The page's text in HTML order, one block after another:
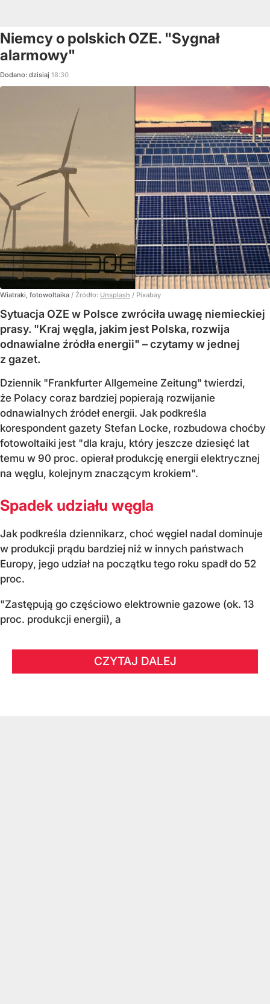
Niemcy o polskich OZE. "Sygnał
alarmowy"
Dodano: dzisiaj 18:30
Wiatraki, fotowoltaika / Źródło: Unsplash / Pixabay
Sytuacja OZE w Polsce zwróciła uwagę niemieckiej
prasy. "Kraj węgla, jakim jest Polska, rozwija
odnawialne źródła energii" – czytamy w jednej
z gazet.
Dziennik "Frankfurter Allgemeine Zeitung" twierdzi,
że Polacy coraz bardziej popierają rozwijanie
odnawialnych źródeł energii. Jak podkreśla
korespondent gazety Stefan Locke, rozbudowa choćby
fotowoltaiki jest "dla kraju, który jeszcze dziesięć lat
temu w 90 proc. opierał produkcję energii elektrycznej
na węglu, kolejnym znaczącym krokiem".
Spadek udziału węgla
Jak podkreśla dziennikarz, choć węgiel nadal dominuje
w produkcji prądu bardziej niż w innych państwach
Europy, jego udział na początku tego roku spadł do 52
proc.
"Zastępują go częściowo elektrownie gazowe (ok. 13
proc. produkcji energii), a
CZYTAJ DALEJ